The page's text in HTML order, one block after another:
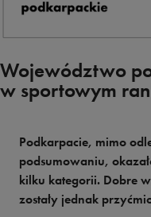
Województwo
w sportowym
Podkarpacie, mimo
podsumowaniu,
kilku kategorii. Dobre
zostały jednak